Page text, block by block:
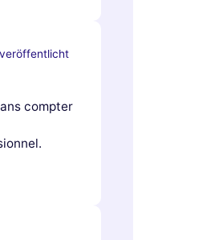
compter